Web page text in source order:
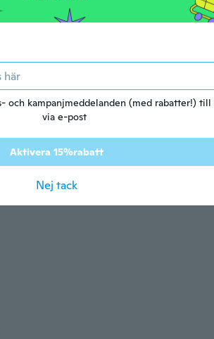
och kampanjmeddelanden (med rabatter!)
via e-post
Aktivera 15%rabatt
Nej tack